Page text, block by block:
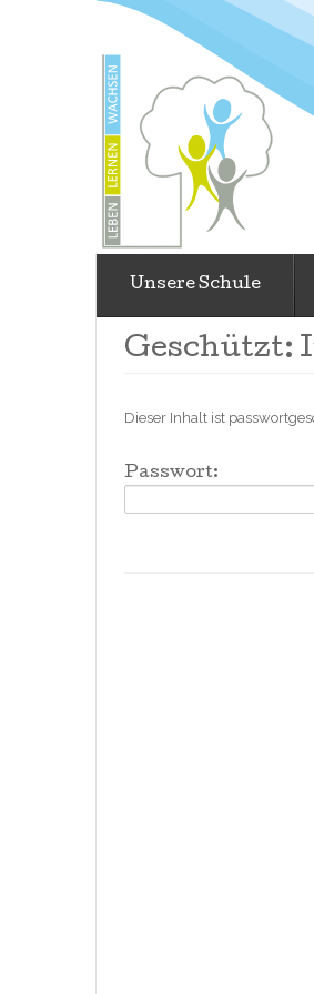
Unsere Schule
Geschützt:
Dieser Inhalt ist
Passwort: